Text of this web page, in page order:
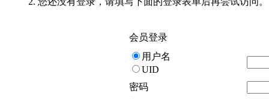
会员登录
用户名
UID
密码